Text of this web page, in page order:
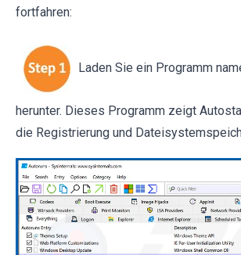
fortfahren:
Laden Sie ein Programm
herunter. Dieses Programm zeigt
die Registrierung und